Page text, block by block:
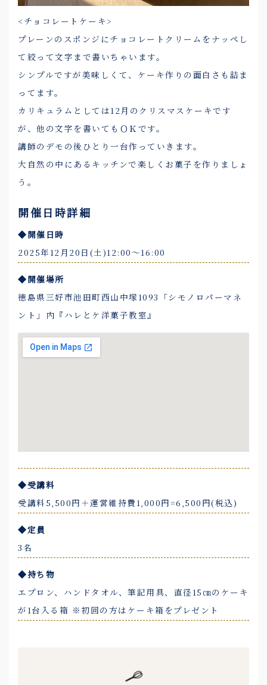
<チョコレートケーキ>
プレーンのスポンジにチョコレートクリームをナッペし
て絞って文字まで書いちゃいます。
シンプルですが美味しくて、ケーキ作りの面白さも詰ま
ってます。
カリキュラムとしては12月のクリスマスケーキです
が、他の文字を書いてもＯＫです。
講師のデモの後ひとり一台作っていきます。
大自然の中にあるキッチンで楽しくお菓子を作りましょ
う。
開催日時詳細
◆開催日時
2025年12月20日(土)12:00〜16:00
◆開催場所
徳島県三好市池田町西山中塚1093「シモノロパーマネ
ント」内『ハレとケ洋菓子教室』
◆受講料
受講料5,500円＋運営維持費1,000円=6,500円(税込)
◆定員
3名
◆持ち物
エプロン、ハンドタオル、筆記用具、直径15㎝のケーキ
が1台入る箱 ※初回の方はケーキ箱をプレゼント